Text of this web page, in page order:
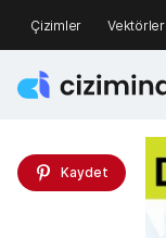
Çizimler Vektörler
Kaydet